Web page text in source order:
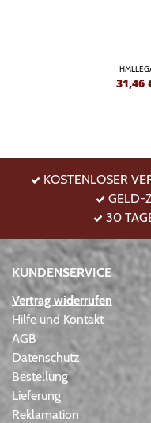
31,46
KOSTENLOSER
GELD-
30
KUNDENSERVICE
Vertrag widerrufen
Hilfe und Kontakt
AGB
Datenschutz
Bestellung
Lieferung
Reklamation